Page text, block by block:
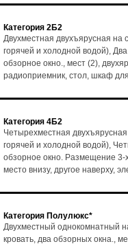
Категория 2Б2
Двухместная двухъярусная на
горячей и холодной водой),
обзорное окно., мест (2),
радиоприемник, стол, шкаф
Категория 4Б2
Четырехместная
горячей и холодной водой),
обзорное окно. Размещение 3-
место внизу, другое наверху,
Категория Полулюкс*
Двухместный однокомнатный
кровать, два обзорных окна.,